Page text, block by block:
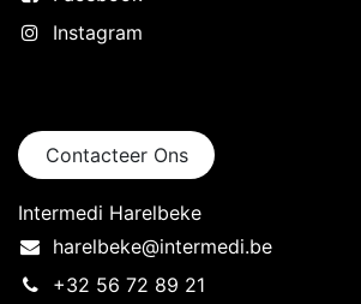
Instagram
Contacteer Ons
Intermedi Harelbeke
harelbeke@intermedi.be
+32 56 72 89 21